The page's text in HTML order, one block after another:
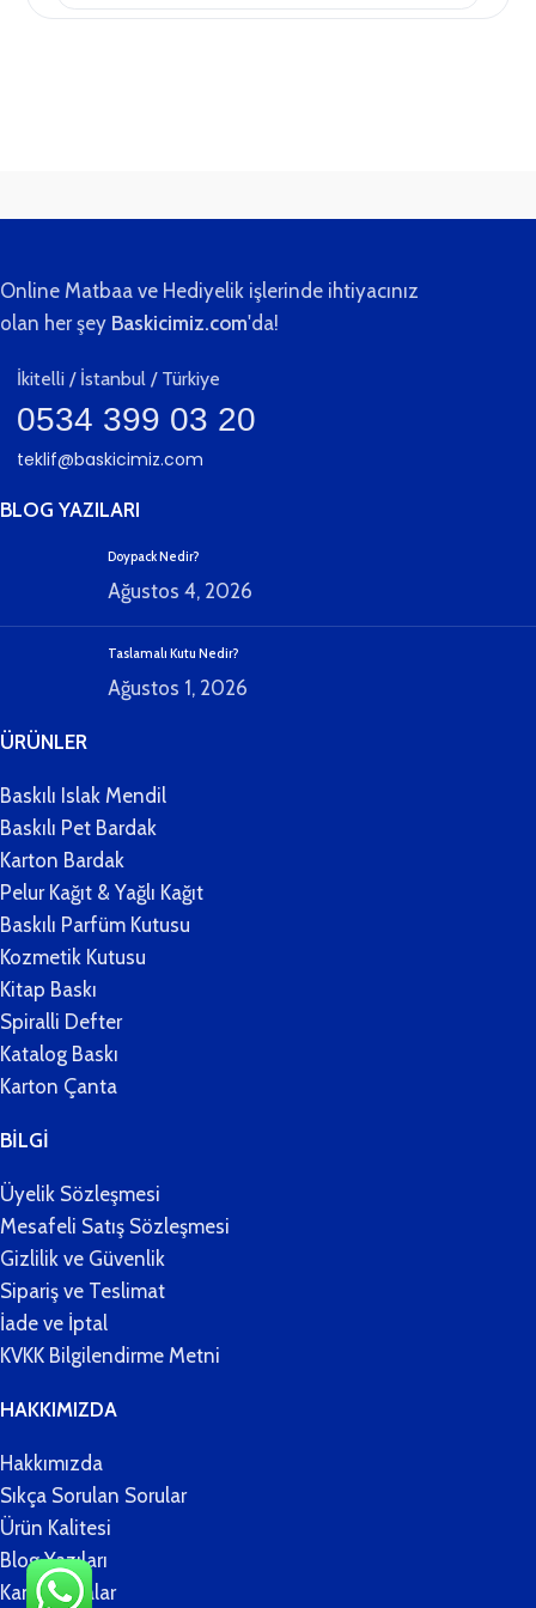
teslim.
Online Matbaa ve Hediyelik işlerinde ihtiyacınız
olan her şey Baskicimiz.com'da!
İkitelli / İstanbul / Türkiye
0534 399 03 20
teklif@baskicimiz.com
BLOG YAZILARI
Doypack Nedir?
Ağustos 4, 2026
Taslamalı Kutu Nedir?
Ağustos 1, 2026
ÜRÜNLER
Baskılı Islak Mendil
Baskılı Pet Bardak
Karton Bardak
Pelur Kağıt & Yağlı Kağıt
Baskılı Parfüm Kutusu
Kozmetik Kutusu
Kitap Baskı
Spiralli Defter
Katalog Baskı
Karton Çanta
BİLGİ
Üyelik Sözleşmesi
Mesafeli Satış Sözleşmesi
Gizlilik ve Güvenlik
Sipariş ve Teslimat
İade ve İptal
KVKK Bilgilendirme Metni
HAKKIMIZDA
Hakkımızda
Sıkça Sorulan Sorular
Ürün Kalitesi
Blog Yazıları
Kampanyalar